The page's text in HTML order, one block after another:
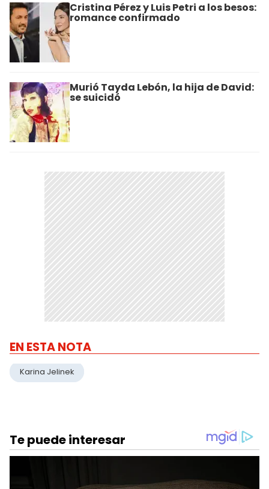
Cristina Pérez y Luis Petri a los besos:
romance confirmado
Murió Tayda Lebón, la hija de David:
se suicidó
EN ESTA NOTA
Karina Jelinek